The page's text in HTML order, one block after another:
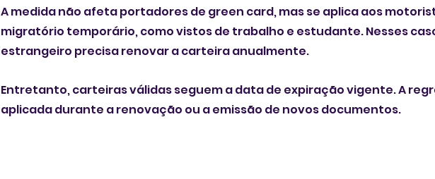
A medida não afeta portadores de green card, mas se aplica aos
migratório temporário, como vistos de trabalho e estudante. Nesses
estrangeiro precisa renovar a carteira anualmente.
Entretanto, carteiras válidas seguem a data de expiração vigente. A
aplicada durante a renovação ou a emissão de novos documentos.